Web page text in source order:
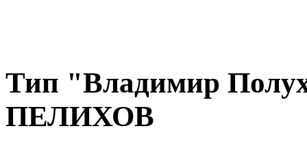
Тип "Владимир
ПЕЛИХОВ